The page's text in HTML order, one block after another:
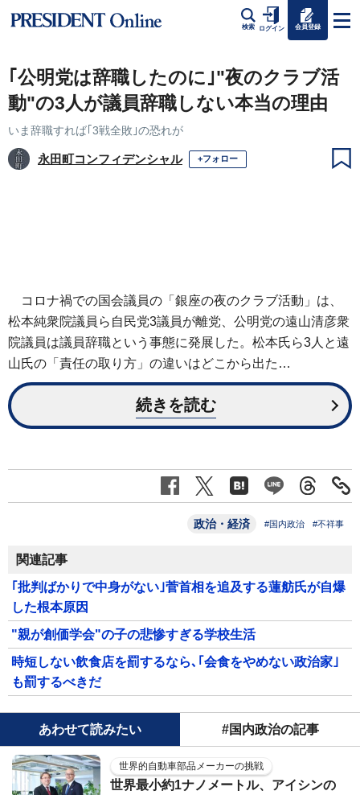
検索 ログイン 会員登録
｢公明党は辞職したのに｣"夜のクラブ活
動"の3人が議員辞職しない本当の理由
いま辞職すれば｢3戦全敗｣の恐れが
永田町コンフィデンシャル +フォロー
コロナ禍での国会議員の「銀座の夜のクラブ活動」は、
松本純衆院議員ら自民党3議員が離党、公明党の遠山清彦衆
院議員は議員辞職という事態に発展した。松本氏ら3人と遠
山氏の「責任の取り方」の違いはどこから出た…
続きを読む
政治・経済 #国内政治 #不祥事
関連記事
｢批判ばかりで中身がない｣菅首相を追及する蓮舫氏が自爆
した根本原因
"親が創価学会"の子の悲惨すぎる学校生活
時短しない飲食店を罰するなら､｢会食をやめない政治家｣
も罰するべきだ
あわせて読みたい #国内政治の記事
世界的自動車部品メーカーの挑戦
世界最小約1ナノメートル、アイシンの